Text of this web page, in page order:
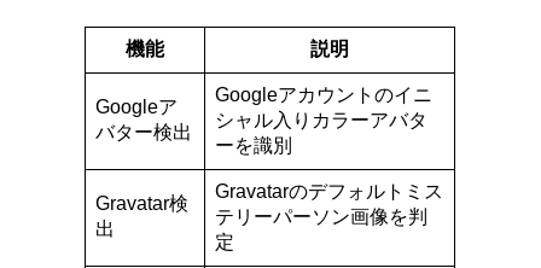
機能 説明
Googleア
バター検出
Googleアカウントのイニ
シャル入りカラーアバタ
ーを識別
Gravatar検
出
Gravatarのデフォルトミス
テリーパーソン画像を判
定